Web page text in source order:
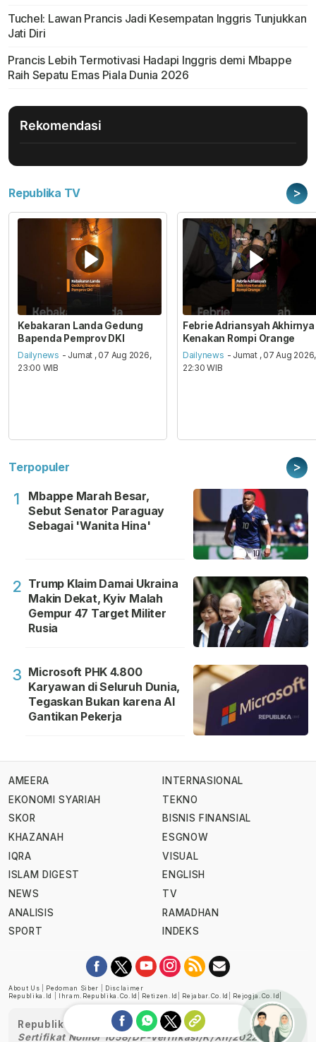
Tuchel: Lawan Prancis Jadi Kesempatan Inggris Tunjukkan
Jati Diri
Prancis Lebih Termotivasi Hadapi Inggris demi Mbappe
Raih Sepatu Emas Piala Dunia 2026
Rekomendasi
Republika TV >
Kebakaran Landa Gedung
Bapenda Pemprov DKI
Dailynews - Jumat , 07 Aug 2026,
23:00 WIB
Febrie Adriansyah Akhirnya
Kenakan Rompi Orange
Dailynews - Jumat , 07 Aug 2026,
22:30 WIB
Terpopuler >
1
Mbappe Marah Besar,
Sebut Senator Paraguay
Sebagai 'Wanita Hina'
2 Trump Klaim Damai Ukraina
Makin Dekat, Kyiv Malah
Gempur 47 Target Militer
Rusia
3 Microsoft PHK 4.800
Karyawan di Seluruh Dunia,
Tegaskan Bukan karena AI
Gantikan Pekerja
AMEERA
EKONOMI SYARIAH
SKOR
KHAZANAH
IQRA
ISLAM DIGEST
NEWS
ANALISIS
SPORT
INTERNASIONAL
TEKNO
BISNIS FINANSIAL
ESGNOW
VISUAL
ENGLISH
TV
RAMADHAN
INDEKS
About Us Pedoman Siber
Disclaimer
Republika.id
Ihram.republika.co.id Retizen.id Rejabar.co.id Rejogja.co.id
Republika telah diverifikasi oleh Dewan Pers
Sertifikat Nomor 1058/DP-Verifikasi/K/XII/2022